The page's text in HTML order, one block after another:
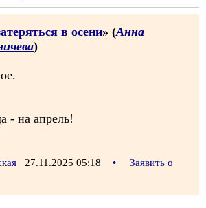
в осени» (Анна
)
- на апрель!
27.11.2025 05:18 •
Заявить о